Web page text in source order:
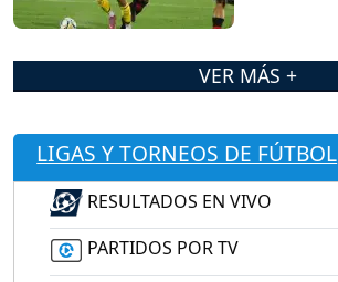
VER MÁS +
LIGAS Y TORNEOS DE FÚTBOL
RESULTADOS EN VIVO
PARTIDOS POR TV